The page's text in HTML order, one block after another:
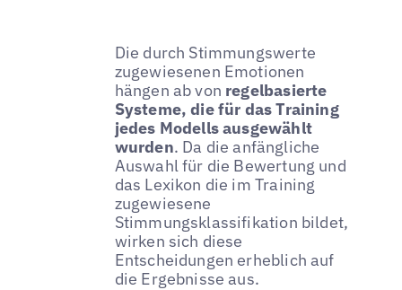
Die durch Stimmungswerte
zugewiesenen Emotionen
hängen ab von regelbasierte
Systeme, die für das Training
jedes Modells ausgewählt
wurden. Da die anfängliche
Auswahl für die Bewertung und
das Lexikon die im Training
zugewiesene
Stimmungsklassifikation bildet,
wirken sich diese
Entscheidungen erheblich auf
die Ergebnisse aus.